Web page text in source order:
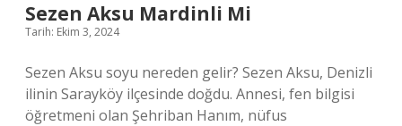
Sezen Aksu Mardinli Mi
Tarih: Ekim 3, 2024
Sezen Aksu soyu nereden gelir? Sezen Aksu, Denizli
ilinin Sarayköy ilçesinde doğdu. Annesi, fen bilgisi
öğretmeni olan Şehriban Hanım, nüfus